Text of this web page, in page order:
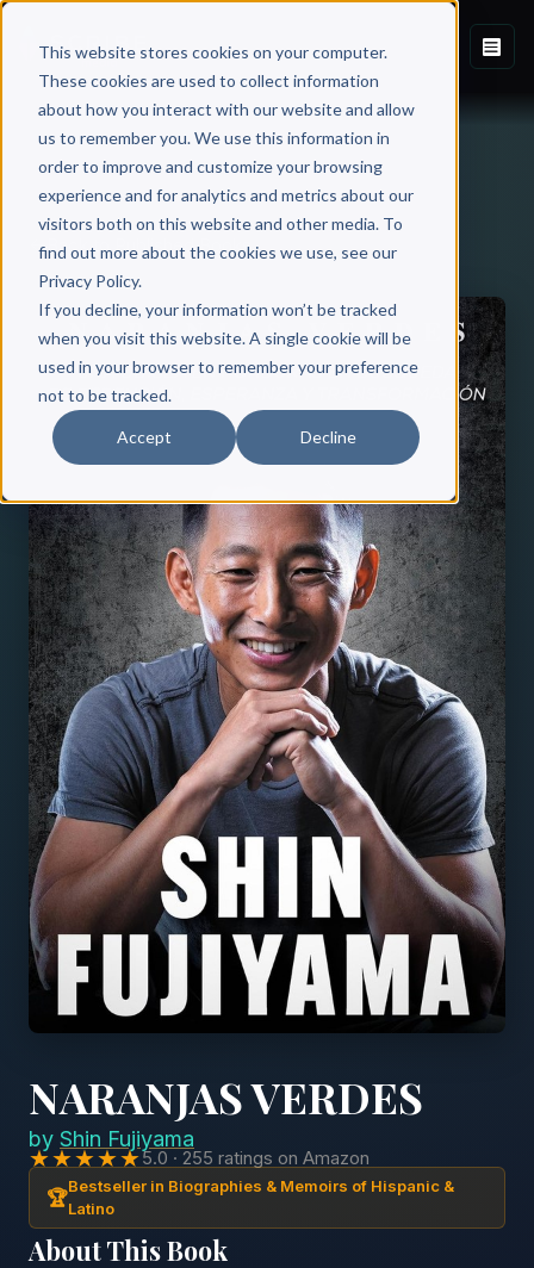
This website stores cookies on your computer.
These cookies are used to collect information
about how you interact with our website and allow
us to remember you. We use this information in
order to improve and customize your browsing
experience and for analytics and metrics about our
visitors both on this website and other media. To
find out more about the cookies we use, see our
Privacy Policy.
If you decline, your information won’t be tracked
when you visit this website. A single cookie will be
used in your browser to remember your preference
not to be tracked.
Accept Decline
Back to Published Books
NARANJAS VERDES
by Shin Fujiyama
★★★★★5.0 · 255 ratings on Amazon
🏆Bestseller in Biographies & Memoirs of Hispanic &
Latino
About This Book